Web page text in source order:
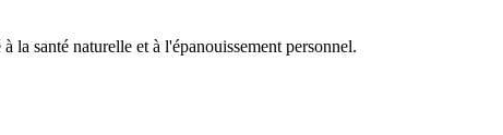
santé naturelle et à l'épanouissement personnel.